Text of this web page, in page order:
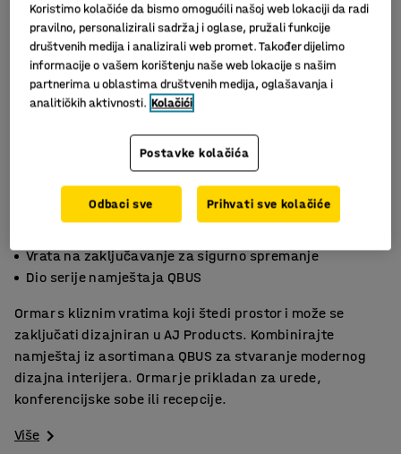
Vrata na zaključavanje za sigurno spremanje
Dio serije namještaja QBUS
Ormar s kliznim vratima koji štedi prostor i može se
zaključati dizajniran u AJ Products. Kombinirajte
namještaj iz asortimana QBUS za stvaranje modernog
dizajna interijera. Ormar je prikladan za urede,
konferencijske sobe ili recepcije.
Više
Koristimo kolačiće da bismo omogućili našoj web lokaciji da radi
pravilno, personalizirali sadržaj i oglase, pružali funkcije
društvenih medija i analizirali web promet. Također dijelimo
informacije o vašem korištenju naše web lokacije s našim
partnerima u oblastima društvenih medija, oglašavanja i
analitičkih aktivnosti. Kolačići
Postavke kolačića
Odbaci sve Prihvati sve kolačiće